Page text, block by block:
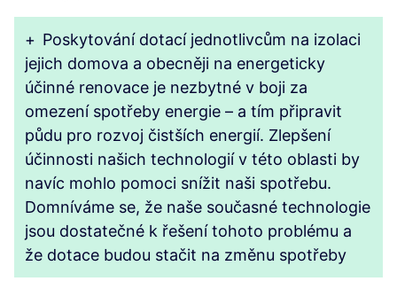
+ Poskytování dotací jednotlivcům na izolaci
jejich domova a obecněji na energeticky
účinné renovace je nezbytné v boji za
omezení spotřeby energie – a tím připravit
půdu pro rozvoj čistších energií. Zlepšení
účinnosti našich technologií v této oblasti by
navíc mohlo pomoci snížit naši spotřebu.
Domníváme se, že naše současné technologie
jsou dostatečné k řešení tohoto problému a
že dotace budou stačit na změnu spotřeby